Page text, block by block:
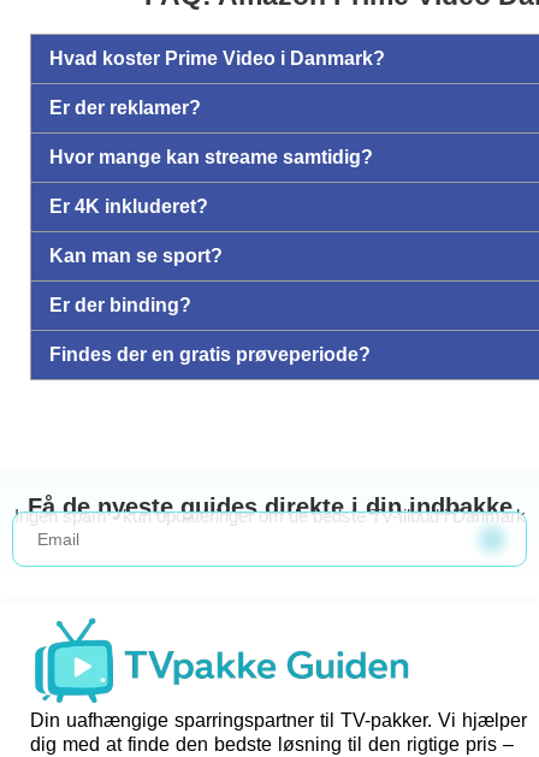
Hvad koster Prime Video i Danmark?
Er der reklamer?
Hvor mange kan streame samtidig?
Er 4K inkluderet?
Kan man se sport?
Er der binding?
Findes der en gratis prøveperiode?
Få de nyeste guides direkte i din indbakke
Ingen spam - kun opdateringer om de bedste TV-tilbud i Danmark
Din uafhængige sparringspartner til TV-pakker. Vi hjælper
dig med at finde den bedste løsning til den rigtige pris –